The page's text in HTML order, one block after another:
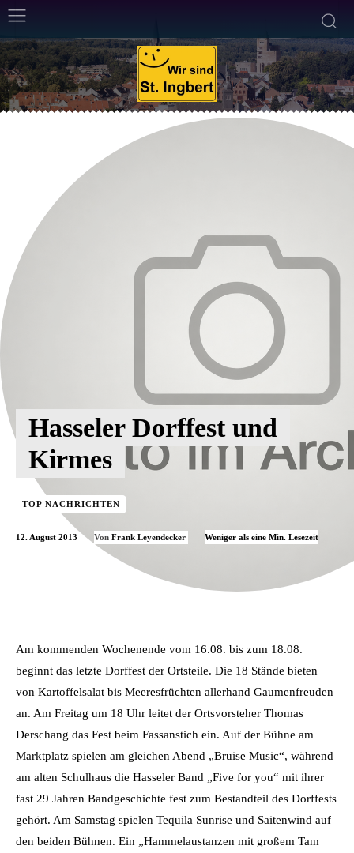
Hasseler Dorffest und
Kirmes
TOP NACHRICHTEN
12. August 2013 Von Frank Leyendecker Weniger als eine Min. Lesezeit
Am kommenden Wochenende vom 16.08. bis zum 18.08.
beginnt das letzte Dorffest der Ortsteile. Die 18 Stände bieten
von Kartoffelsalat bis Meeresfrüchten allerhand Gaumenfreuden
an. Am Freitag um 18 Uhr leitet der Ortsvorsteher Thomas
Derschang das Fest beim Fassanstich ein. Auf der Bühne am
Marktplatz spielen am gleichen Abend „Bruise Music“, während
am alten Schulhaus die Hasseler Band „Five for you“ mit ihrer
fast 29 Jahren Bandgeschichte fest zum Bestandteil des Dorffests
gehört. Am Samstag spielen Tequila Sunrise und Saitenwind auf
den beiden Bühnen. Ein „Hammelaustanzen mit großem Tam